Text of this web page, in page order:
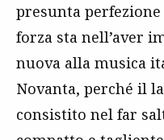
presunta
forza sta nell’aver
nuova alla musica
Novanta, perché il
consistito nel far